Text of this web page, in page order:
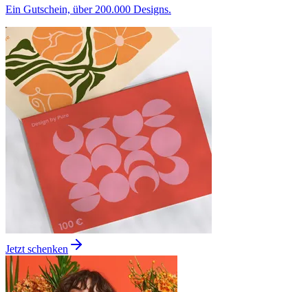
Ein Gutschein, über 200.000 Designs.
Jetzt schenken